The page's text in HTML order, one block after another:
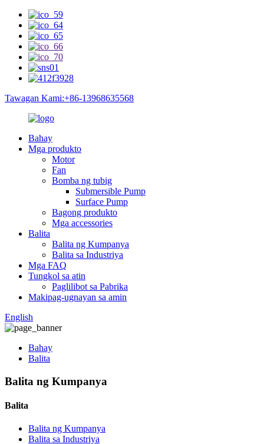
Tawagan Kami:+86-13968635568
Bahay
Mga produkto
Motor
Fan
Bomba ng tubig
Submersible Pump
Surface Pump
Bagong produkto
Mga accessories
Balita
Balita ng Kumpanya
Balita sa Industriya
Mga FAQ
Tungkol sa atin
Paglilibot sa Pabrika
Makipag-ugnayan sa amin
English
Bahay
Balita
Balita ng Kumpanya
Balita
Balita ng Kumpanya
Balita sa Industriya